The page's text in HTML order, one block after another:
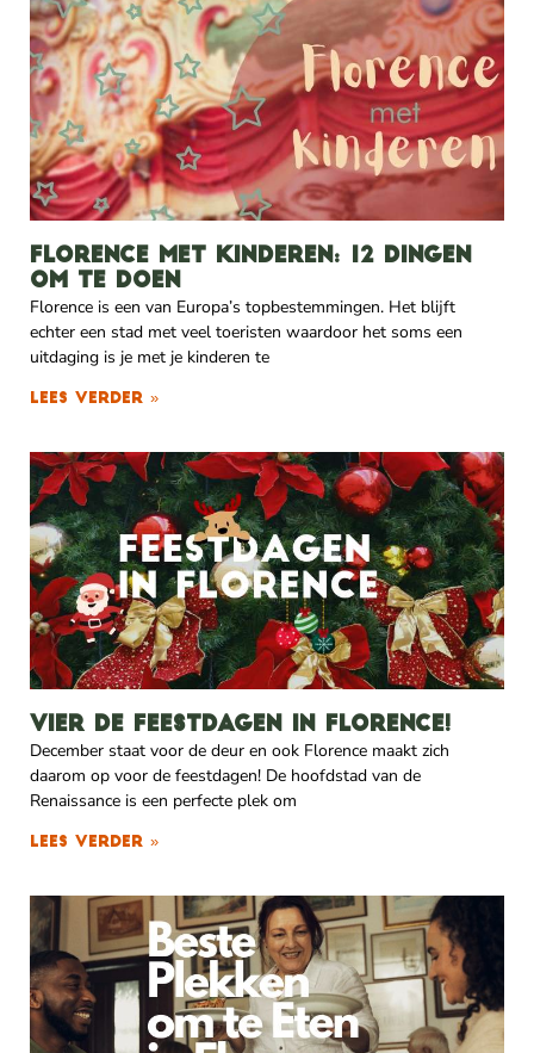
Florence met kinderen: 12 dingen
om te doen
Florence is een van Europa’s topbestemmingen. Het blijft
echter een stad met veel toeristen waardoor het soms een
uitdaging is je met je kinderen te
Lees verder »
Vier de feestdagen in Florence!
December staat voor de deur en ook Florence maakt zich
daarom op voor de feestdagen! De hoofdstad van de
Renaissance is een perfecte plek om
Lees verder »